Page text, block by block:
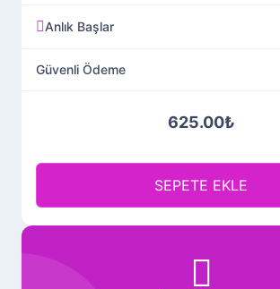
Anlık Başlar
Güvenli Ödeme
625.00₺
SEPETE EKLE